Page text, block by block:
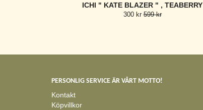
ICHI " KATE BLAZER " , TEABERRY
300 kr599 kr
PERSONLIG SERVICE ÄR VÅRT MOTTO!
Kontakt
Köpvillkor